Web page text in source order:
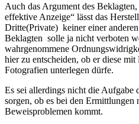
Auch das Argument des
effektive Anzeige“ lässt das
Dritte(Private) keiner einer
Beklagten solle ja nicht verboten
wahrgenommene
hier zu entscheiden, ob er diese
Fotografien unterlegen dürfe.
Es sei allerdings nicht die Aufgabe
sorgen, ob es bei den Ermittlungen
Beweisproblemen kommt.